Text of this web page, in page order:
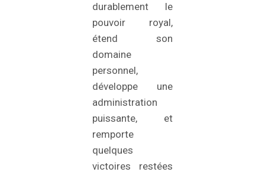
durablement le
pouvoir royal,
étend son
domaine
personnel,
développe une
administration
puissante, et
remporte
quelques
victoires restées